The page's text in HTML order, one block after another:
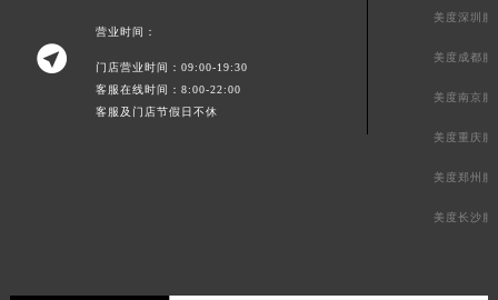

营业时间：
门店营业时间：09:00-19:30
客服在线时间：8:00-22:00
客服及门店节假日不休
美度深圳服
美度成都服
美度南京服
美度重庆服
美度郑州服
美度长沙服